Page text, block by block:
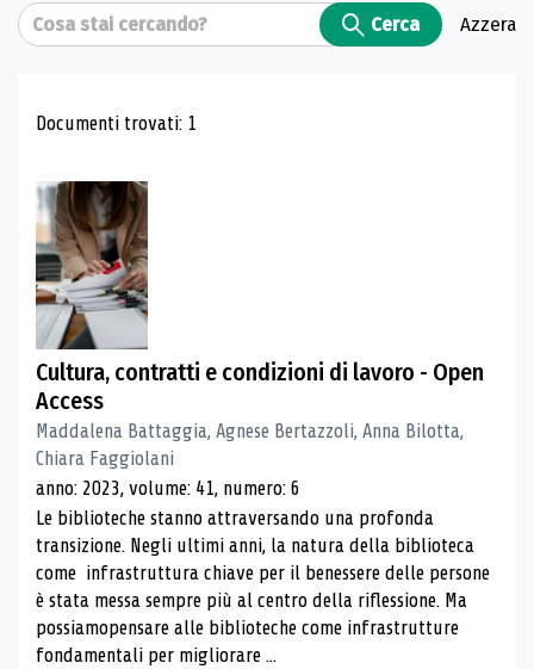
Cerca Cerca Azzera
Risultati di ricerca
Documenti trovati: 1
Cultura, contratti e condizioni di lavoro - Open
Access
Maddalena Battaggia, Agnese Bertazzoli, Anna Bilotta,
Chiara Faggiolani
anno: 2023, volume: 41, numero: 6
Le biblioteche stanno attraversando una profonda
transizione. Negli ultimi anni, la natura della biblioteca
come infrastruttura chiave per il benessere delle persone
è stata messa sempre più al centro della riflessione. Ma
possiamopensare alle biblioteche come infrastrutture
fondamentali per migliorare ...